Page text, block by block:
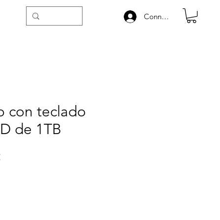
Connexion
con teclado
de 1TB
Precio